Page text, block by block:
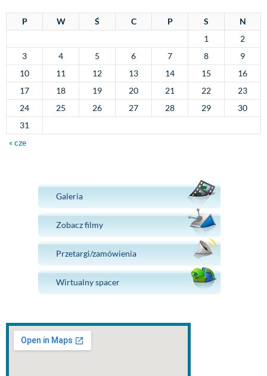
P W Ś C P S
N
1
2
3
4 5 6 7 8
9
10
11 12 13 14 15
16
17
18 19 20 21 22
23
24
25 26 27 28 29
30
31
« cze
Galeria
Zobacz filmy
Przetargi/zamówienia
Wirtualny spacer